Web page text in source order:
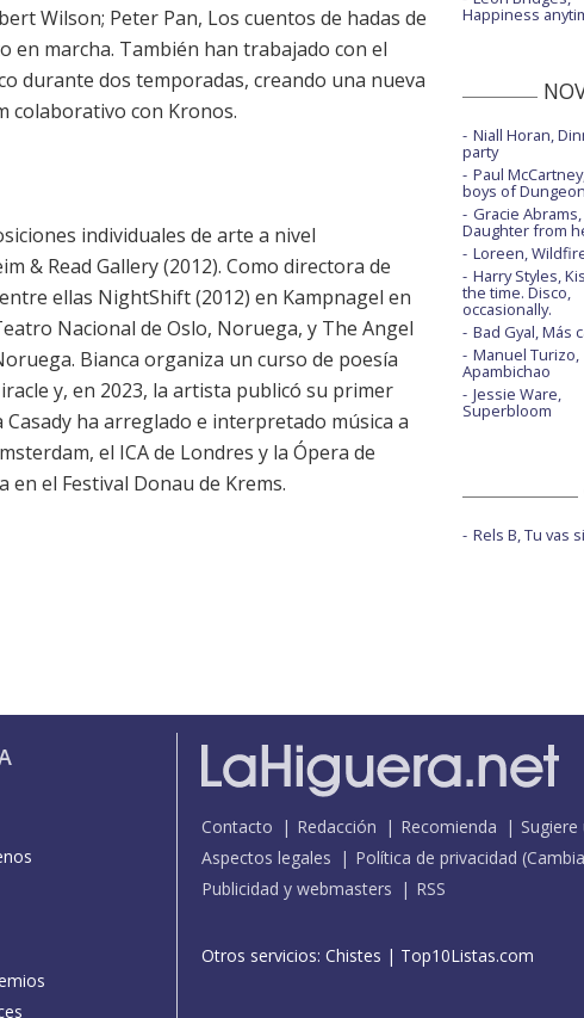
Wilson; Peter Pan, Los cuentos de hadas de
en marcha. También han trabajado con el
durante dos temporadas, creando una nueva
colaborativo con Kronos.
individuales de arte a nivel
& Read Gallery (2012). Como directora de
ellas NightShift (2012) en Kampnagel en
Nacional de Oslo, Noruega, y The Angel
Bianca organiza un curso de poesía
y, en 2023, la artista publicó su primer
ha arreglado e interpretado música a
el ICA de Londres y la Ópera de
en el Festival Donau de Krems.
Happiness
Niall Horan,
party
Paul
boys of
Gracie Abrams,
Daughter from
Loreen,
Harry Styles,
the time. Disco,
occasionally.
Bad Gyal, Más
Manuel Turizo,
Apambichao
Jessie Ware,
Superbloom
Rels B, Tu vas
Contacto Redacción Recomienda
Aspectos legales
Política de privacidad (
Publicidad y webmasters
RSS
Otros servicios: Chistes | Top10Listas.com